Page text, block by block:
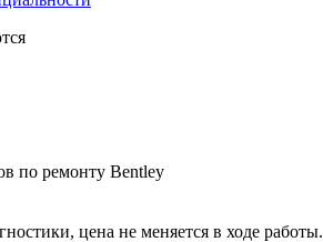
по ремонту Bentley
цена не меняется в ходе работы.